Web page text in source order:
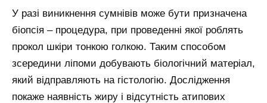
У разі виникнення сумнівів може бути призначена
біопсія – процедура, при проведенні якої роблять
прокол шкіри тонкою голкою. Таким способом
зсередини ліпоми добувають біологічний матеріал,
який відправляють на гістологію. Дослідження
покаже наявність жиру і відсутність атипових